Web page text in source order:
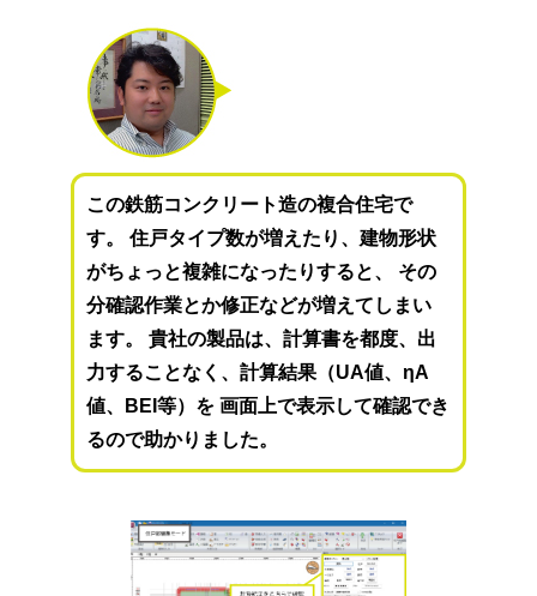
この鉄筋コンクリート造の複合住宅で
す。 住戸タイプ数が増えたり、建物形状
がちょっと複雑になったりすると、 その
分確認作業とか修正などが増えてしまい
ます。 貴社の製品は、計算書を都度、出
力することなく、計算結果（UA値、ηA
値、BEI等）を 画面上で表示して確認でき
るので助かりました。